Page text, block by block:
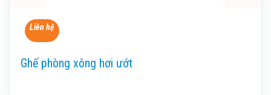
Liên hệ
Ghế phòng xông hơi ướt